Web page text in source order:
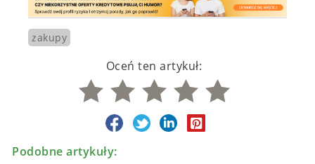
zakupy
Oceń ten artykuł:
Podobne artykuły: